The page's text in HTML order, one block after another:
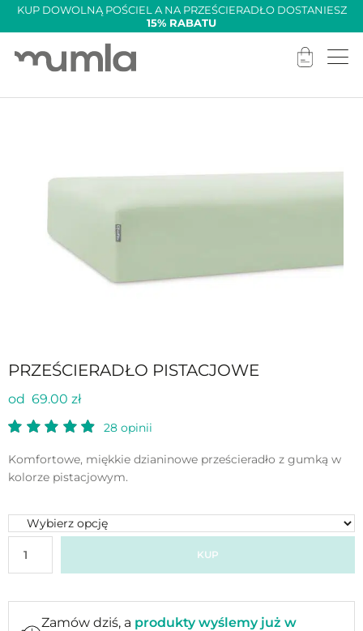
KUP DOWOLNĄ POŚCIEL A NA PRZEŚCIERADŁO DOSTANIESZ
15% RABATU
PRZEŚCIERADŁO PISTACJOWE
od 69.00 zł
28 opinii
Komfortowe, miękkie dzianinowe prześcieradło z gumką w
kolorze pistacjowym.
KUP
Zamów dziś, a produkty wyślemy już w